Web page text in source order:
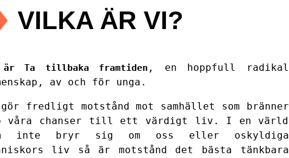
VILKA ÄR VI?
Ta tillbaka framtiden , en hoppfull radikal
av och för unga.
fredligt motstånd mot samhället som bränner
våra chanser till ett värdigt liv. I en värld
inte bryr sig om oss eller oskyldiga
liv så är motstånd det bästa tänkbara